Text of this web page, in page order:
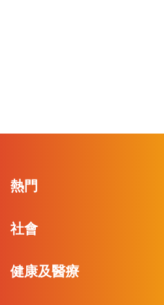
熱門
社會
健康及醫療